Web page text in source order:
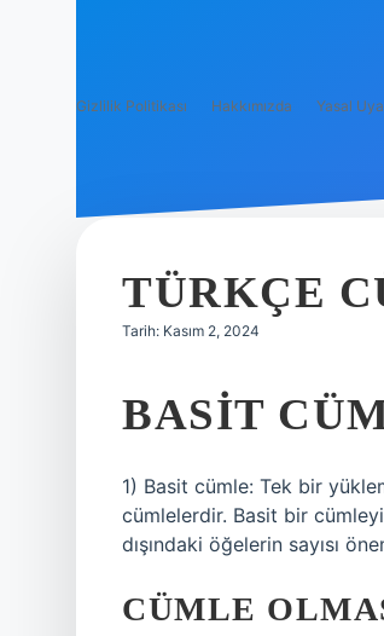
Gizlilik Politikası Hakkımızda Yasal
TÜRKÇE
Tarih: Kasım 2, 2024
BASIT
1) Basit cümle: Tek bir
cümlelerdir. Basit bir
dışındaki öğelerin sayısı
CÜMLE